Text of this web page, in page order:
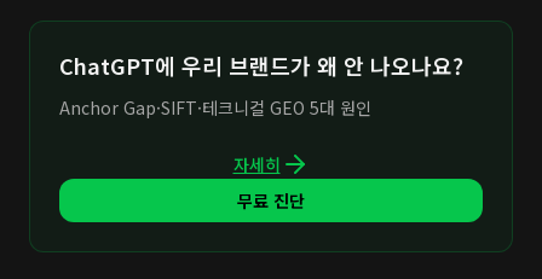
ChatGPT에 우리 브랜드가 왜 안 나오나요?
Anchor Gap·SIFT·테크니컬 GEO 5대 원인
자세히
무료 진단